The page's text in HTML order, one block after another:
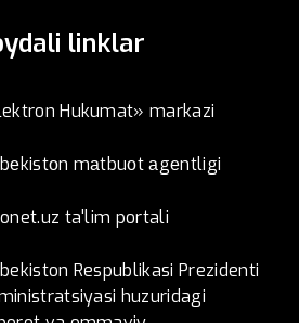
linklar
Hukumat» markazi
mаtbuоt аgеntligi
ta'lim portali
Respublikasi Prezidenti
huzuridagi